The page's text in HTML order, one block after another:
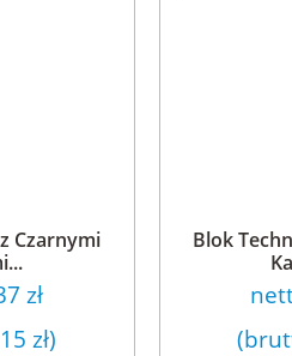
Czarnymi
zł
zł)
Blok